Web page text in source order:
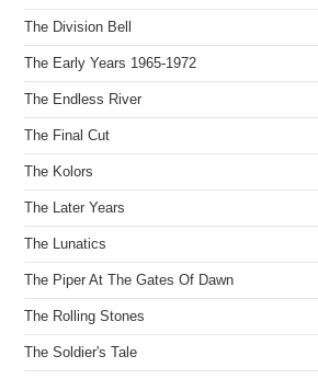
The Division Bell
The Early Years 1965-1972
The Endless River
The Final Cut
The Kolors
The Later Years
The Lunatics
The Piper At The Gates Of Dawn
The Rolling Stones
The Soldier's Tale